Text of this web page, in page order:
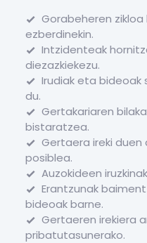
Gorabeheren
ezberdinekin.
Intzidenteak
diezazkiekezu.
Irudiak eta
du.
Gertakariaren
bistaratzea.
Gertaera ireki duen
posiblea.
Auzokideen
Erantzunak
bideoak barne.
Gertaeren irekiera
pribatutasunerako.